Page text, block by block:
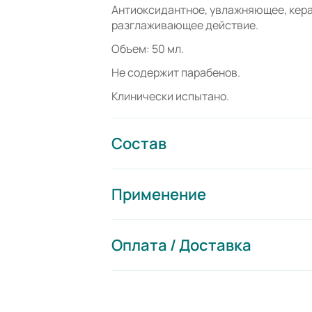
Антиоксидантное, увлажняющее,
разглаживающее действие.
Объем: 50 мл.
Не содержит парабенов.
Клинически испытано.
Состав
Применение
Оплата / Доставка